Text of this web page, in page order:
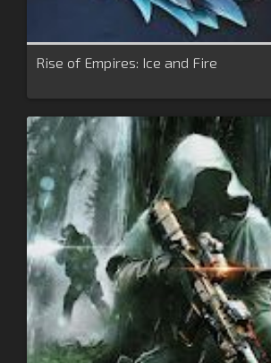
Rise of Empires: Ice and Fire